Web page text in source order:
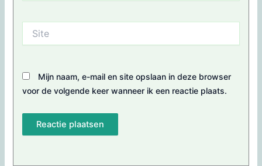
Mijn naam, e-mail en site opslaan in deze browser
voor de volgende keer wanneer ik een reactie plaats.